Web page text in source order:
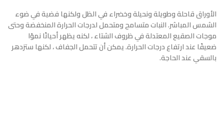
الأوراق قاحلة وطويلة ونحيلة وخضراء في الظل ولكنها فضية في ضوء
الشمس المباشر. النبات متسامح ومتحمل لدرجات الحرارة المنخفضة وحتى
موجات الصقيع المعتدلة في ظروف الشتاء ، لكنه يظهر أحيانًا نموًا
ضعيفًا عند ارتفاع درجات الحرارة. يمكن أن تتحمل الجفاف ، لكنها ستزدهر
بالسقي عند الحاجة.